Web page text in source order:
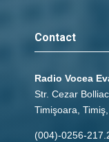
Contact
Radio Vocea
Str. Cezar
Timişoara,
(004)-0256-